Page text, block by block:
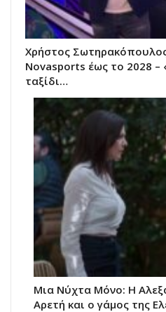
Χρήστος
Novasports έως το 2028 –
ταξίδι…
Μια Νύχτα Μόνο: Η
Αρετή και ο γάμος της